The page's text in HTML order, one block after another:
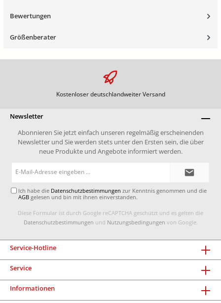
Bewertungen
Größenberater
Kostenloser deutschlandweiter Versand
Newsletter
Abonnieren Sie jetzt einfach unseren regelmäßig erscheinenden
Newsletter und Sie werden stets unter den Ersten sein, die über
neue Produkte und Angebote informiert werden.
Ich habe die Datenschutzbestimmungen zur Kenntnis genommen und die
AGB gelesen und bin mit ihnen einverstanden.
Diese Formular ist durch Google reCAPTCHA geschützt und es gelten die
Datenschutzbestimmungen und Nutzungsbedingungen von Google.
Service-Hotline
Service
Informationen